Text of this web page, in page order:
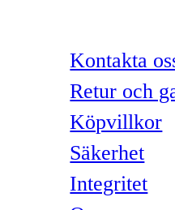
Kontakta
Retur och
Köpvillkor
Säkerhet
Integritet